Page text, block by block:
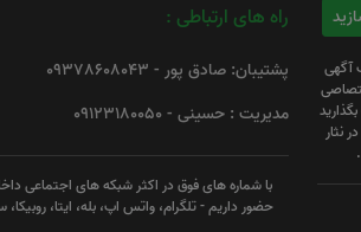
آگهی
نثار
راه های ارتباطی :
پشتیبان: صادق پور - 09378608043
مدیریت : حسینی - 09123180050
با شماره های فوق در اکثر شبکه های اجتماعی
حضور داریم - تلگرام، واتس اپ، بله، ایتا،